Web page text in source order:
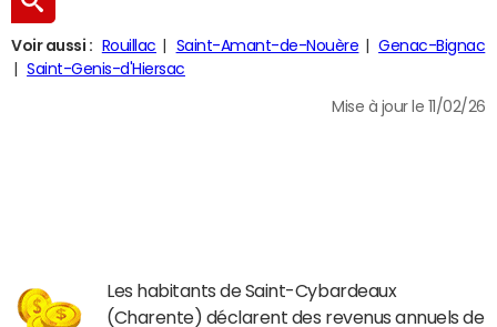
Voir aussi : Rouillac Saint-Amant-de-Nouère
Genac-Bignac
Saint-Genis-d'Hiersac
Mise à jour le 11/02/26
Les habitants de Saint-Cybardeaux
(Charente) déclarent des revenus annuels de